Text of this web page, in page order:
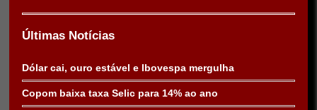
Últimas Notícias
Dólar cai, ouro estável e Ibovespa mergulha
Copom baixa taxa Selic para 14% ao ano